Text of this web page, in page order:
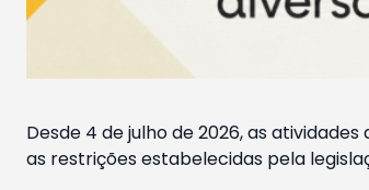
Desde 4 de julho de 2026, as
as restrições estabelecidas pela